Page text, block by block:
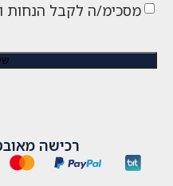
מסכימ/ה לקבל הנחות
רכישה